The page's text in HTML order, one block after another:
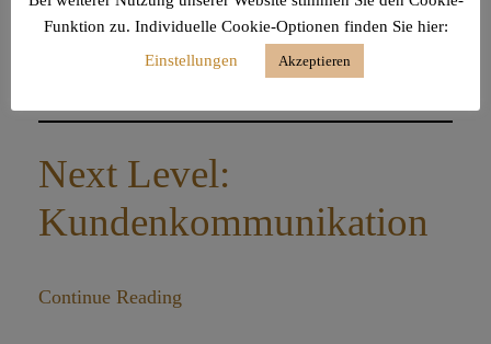
Continue Reading
Next Level:
Kundenkommunikation
Continue Reading
Funktion zu. Individuelle Cookie-Optionen finden Sie hier:
Einstellungen
Akzeptieren